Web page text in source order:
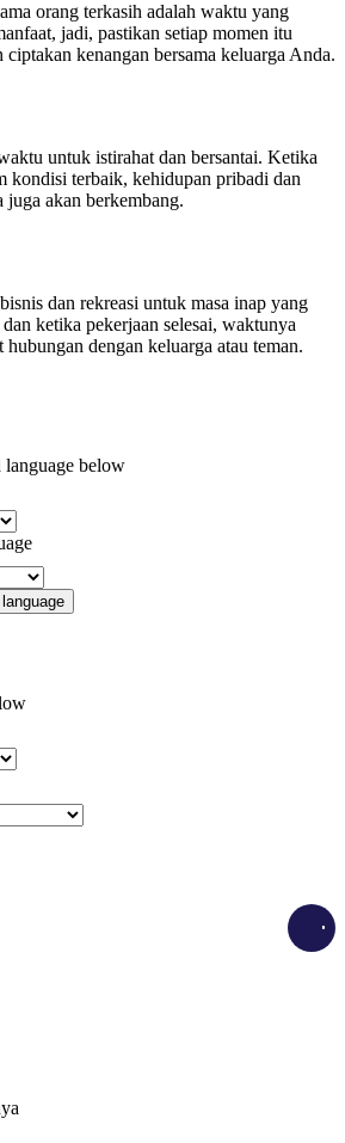
orang terkasih adalah waktu yang
jadi, pastikan setiap momen itu
ciptakan kenangan bersama keluarga Anda.
untuk istirahat dan bersantai. Ketika
kondisi terbaik, kehidupan pribadi dan
juga akan berkembang.
dan rekreasi untuk masa inap yang
ketika pekerjaan selesai, waktunya
hubungan dengan keluarga atau teman.
language below